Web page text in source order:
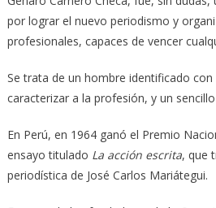
por lograr el nuevo periodismo y
profesionales, capaces de vencer
Se trata de un hombre identificado
caracterizar a la profesión, y un
En Perú, en 1964 ganó el Premio
ensayo titulado La acción escrita, que
periodística de José Carlos Mariátegui.